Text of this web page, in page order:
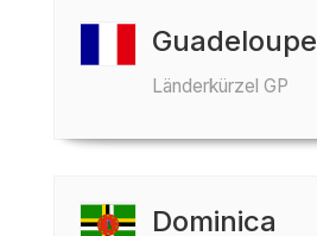
Guadeloupe
Länderkürzel GP
Dominica